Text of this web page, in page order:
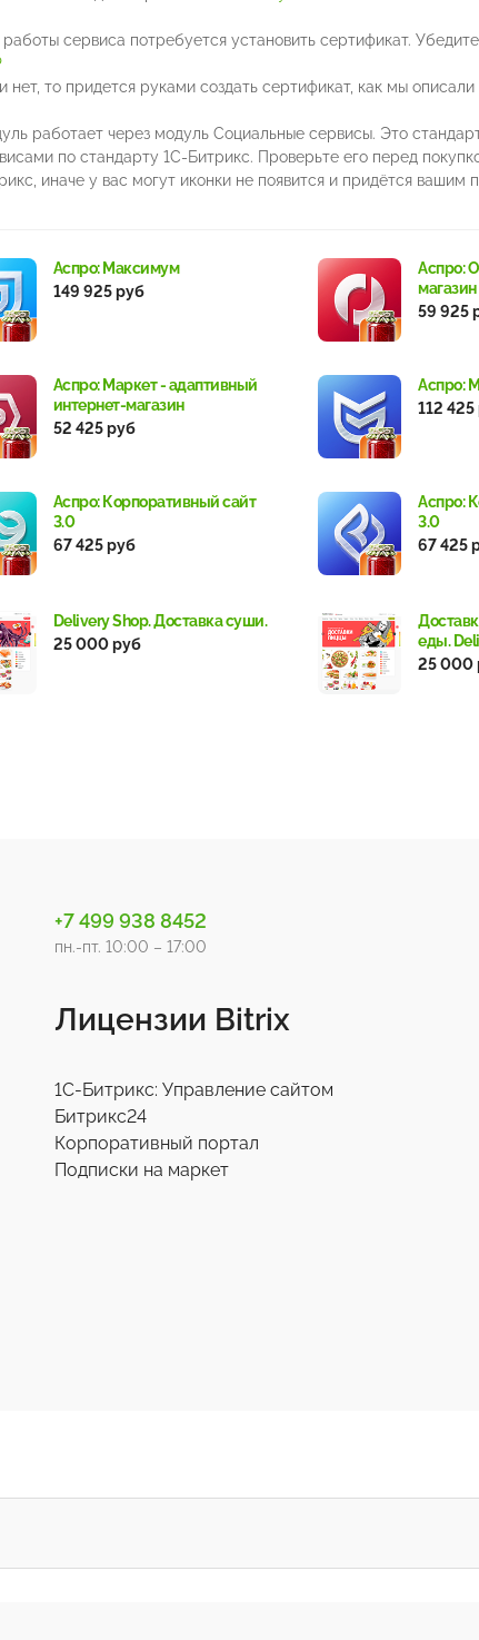
сервиса потребуется установить сертификат.
нет, то придется руками создать сертификат, как мы
работает через модуль Социальные сервисы. Это
по стандарту 1С-Битрикс. Проверьте его перед
иначе у вас могут иконки не появится и придётся
Аспро: Максимум
149 925 руб
Аспро:
магазин
59 925
Аспро: Маркет - адаптивный
интернет-магазин
52 425 руб
Аспро:
112 425
Аспро: Корпоративный сайт
3.0
67 425 руб
Аспро:
3.0
67 425
Delivery Shop. Доставка суши.
25 000 руб
еды.
25 000
+7 499 938 8452
пн.-пт. 10:00 – 17:00
Лицензии Bitrix
1С-Битрикс: Управление сайтом
Битрикс24
Корпоративный портал
Подписки на маркет